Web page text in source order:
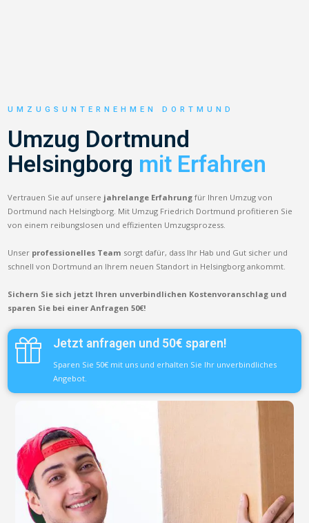
UMZUGSUNTERNEHMEN DORTMUND
Umzug Dortmund
Helsingborg mit Erfahren
Vertrauen Sie auf unsere jahrelange Erfahrung für Ihren Umzug von
Dortmund nach Helsingborg. Mit Umzug Friedrich Dortmund profitieren Sie
von einem reibungslosen und effizienten Umzugsprozess.
Unser professionelles Team sorgt dafür, dass Ihr Hab und Gut sicher und
schnell von Dortmund an Ihrem neuen Standort in Helsingborg ankommt.
Sichern Sie sich jetzt Ihren unverbindlichen Kostenvoranschlag und
sparen Sie bei einer Anfragen 50€!
Jetzt anfragen und 50€ sparen!
Sparen Sie 50€ mit uns und erhalten Sie Ihr unverbindliches
Angebot.